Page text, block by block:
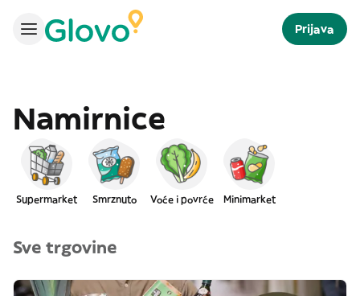
Prijava
Namirnice
Supermarket Smrznuto Voće i povrće Minimarket
Sve trgovine